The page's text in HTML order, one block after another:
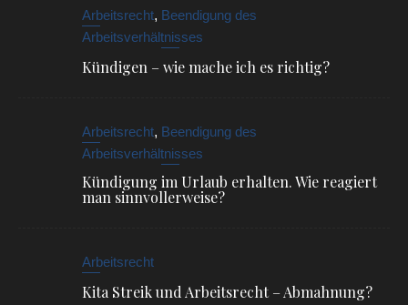
Arbeitsrecht, Beendigung des
Arbeitsverhältnisses
Kündigen – wie mache ich es richtig?
Arbeitsrecht, Beendigung des
Arbeitsverhältnisses
Kündigung im Urlaub erhalten. Wie reagiert
man sinnvollerweise?
Arbeitsrecht
Kita Streik und Arbeitsrecht – Abmahnung?